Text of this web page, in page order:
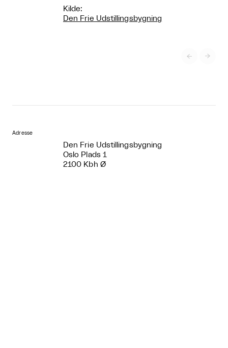
Kilde:
Den Frie Udstillingsbygning
 
Adresse
Den Frie Udstillingsbygning
Oslo Plads 1
2100 Kbh Ø